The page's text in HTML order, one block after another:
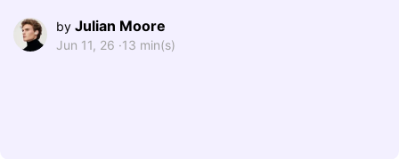
by Julian Moore
Jun 11, 26 ·13 min(s)